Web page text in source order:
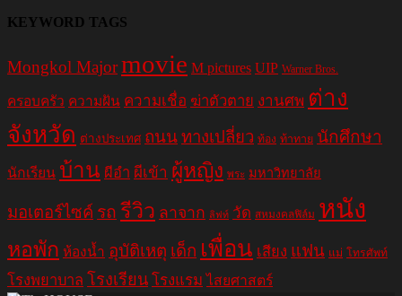
KEYWORD TAGS
Mongkol Majormovie M pictures UIP Warner Bros.
ครอบครัว ความฝัน ความเชื่อ ฆ่าตัวตาย งานศพ ต่าง
จังหวัด ต่างประเทศ ถนนทางเปลี่ยว ท้อง ท้าทาย นักศึกษา
นักเรียน บ้าน ผีอำ ผีเข้า ผู้หญิง พระ มหาวิทยาลัย
มอเตอร์ไซค์ รถ รีวิว ลาจาก ลิฟท์ วัด สหมงคลฟิล์ม หนัง
หอพัก ห้องน้ำ อุบัติเหตุ เด็ก เพื่อน เสียง แฟน แม่ โทรศัพท์
โรงพยาบาล โรงเรียน โรงแรม ไสยศาสตร์